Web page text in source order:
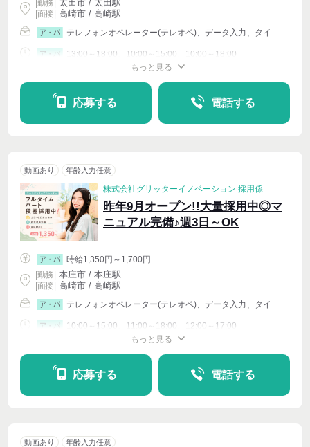
|勤務 太田市 / 太田駅
| 面接 | 高崎市 / 高崎駅
ア・パ テレフォンオペレーター(テレオペ)、データ入力、タイピング(PC・パソコン・インターネット)、イベントその他
ア・パ 13:00～18:00、10:00～15:00、10:00～18:00
もっと見る
応募する 電話する
動画あり 年齢入力任意
株式会社グリッターイノベーション 採用係
昨年9月オープン!!大量採用中◎マ
ニュアル完備♪週3日～OK
ア・パ
時給1,350円～1,700円
|勤務 本庄市 / 本庄駅
| 面接 | 高崎市 / 高崎駅
ア・パ テレフォンオペレーター(テレオペ)、データ入力、タイピング(PC・パソコン・インターネット)、イベントその他
ア・パ 10:00～15:00、11:00～18:00、12:00～17:00
もっと見る
応募する 電話する
動画あり 年齢入力任意